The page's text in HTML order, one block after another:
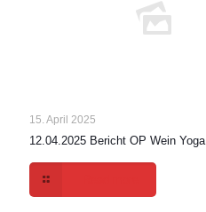
15. April 2025
12.04.2025 Bericht OP Wein Yoga